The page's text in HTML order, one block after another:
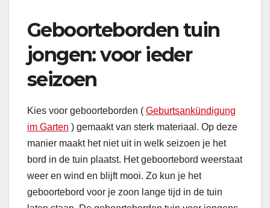
Geboorteborden tuin
jongen: voor ieder
seizoen
Kies voor geboorteborden ( Geburtsankündigung
im Garten ) gemaakt van sterk materiaal. Op deze
manier maakt het niet uit in welk seizoen je het
bord in de tuin plaatst. Het geboortebord weerstaat
weer en wind en blijft mooi. Zo kun je het
geboortebord voor je zoon lange tijd in de tuin